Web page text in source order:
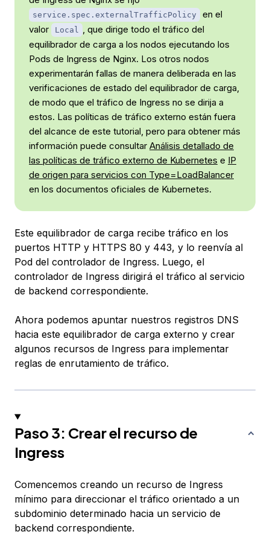
service.spec.externalTrafficPolicy
en el
valor
Local , que dirige todo el tráfico del
equilibrador de carga a los nodos ejecutando los
Pods de Ingress de Nginx. Los otros nodos
experimentarán fallas de manera deliberada en las
verificaciones de estado del equilibrador de carga,
de modo que el tráfico de Ingress no se dirija a
estos. Las políticas de tráfico externo están fuera
del alcance de este tutorial, pero para obtener más
información puede consultar Análisis detallado de
las políticas de tráfico externo de Kubernetes e IP
de origen para servicios con Type=LoadBalancer
en los documentos oficiales de Kubernetes.
Este equilibrador de carga recibe tráfico en los
puertos HTTP y HTTPS 80 y 443, y lo reenvía al
Pod del controlador de Ingress. Luego, el
controlador de Ingress dirigirá el tráfico al servicio
de backend correspondiente.
Ahora podemos apuntar nuestros registros DNS
hacia este equilibrador de carga externo y crear
algunos recursos de Ingress para implementar
reglas de enrutamiento de tráfico.
Paso 3: Crear el recurso de
Ingress
Comencemos creando un recurso de Ingress
mínimo para direccionar el tráfico orientado a un
subdominio determinado hacia un servicio de
backend correspondiente.